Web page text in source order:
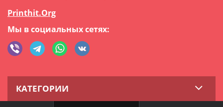
Printhit.Org
Мы в социальных сетях:
КАТЕГОРИИ